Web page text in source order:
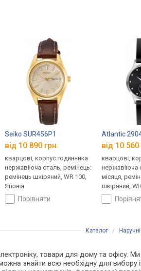
Seiko SUR456P1
від 10 890 грн.
кварцові, корпус годинника
нержавіюча сталь, ремінець:
ремінець шкіряний, WR 100,
Японія
порівняти
Atlantic
від 10 560
кварцові,
нержавіюча
місяця,
шкіряний,
Каталог /
товари для дому та офісу.
знайти всю необхідну для